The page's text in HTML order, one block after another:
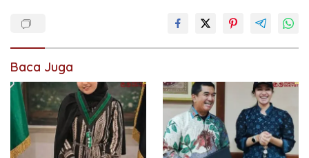
Baca Juga